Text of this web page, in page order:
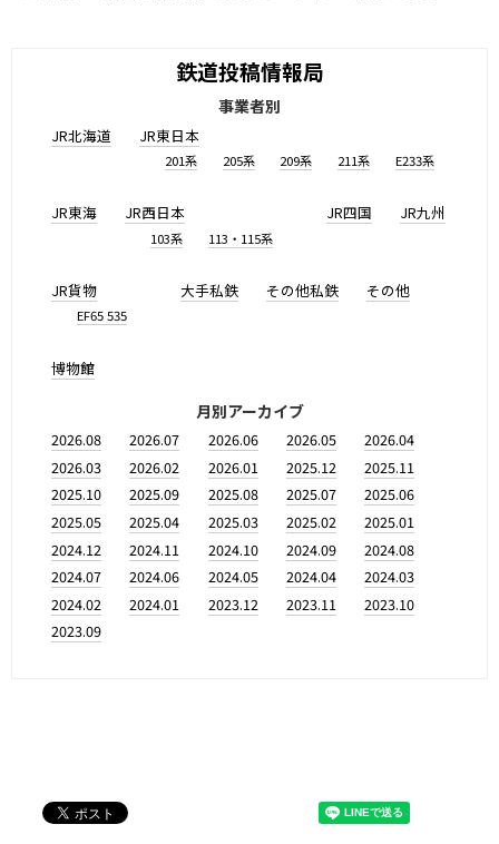
鉄道投稿情報局
事業者別
JR北海道 JR東日本
201系 205系 209系 211系 E233系
JR東海 JR西日本
103系 113・115系
JR四国 JR九州
JR貨物
EF65 535
大手私鉄 その他私鉄 その他
博物館
月別アーカイブ
2026.08 2026.07 2026.06 2026.05
2026.04
2026.03
2026.02 2026.01 2025.12
2025.11
2025.10
2025.09 2025.08 2025.07
2025.06
2025.05
2025.04 2025.03 2025.02
2025.01
2024.12
2024.11 2024.10 2024.09
2024.08
2024.07
2024.06 2024.05 2024.04
2024.03
2024.02
2024.01 2023.12 2023.11
2023.10
2023.09